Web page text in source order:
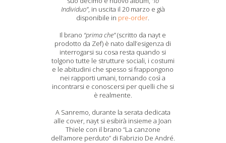
Individuo”, in uscita il 20 marzo e già
disponibile in pre-order.
Il brano “prima che”(scritto da nayt e
prodotto da Zef) è nato dall’esigenza di
interrogarsi su cosa resta quando si
tolgono tutte le strutture sociali, i costumi
e le abitudini che spesso si frappongono
nei rapporti umani, tornando così a
incontrarsi e conoscersi per quelli che si
è realmente.
A Sanremo, durante la serata dedicata
alle cover, nayt si esibirà insieme a Joan
Thiele con il brano “La canzone
dell’amore perduto” di Fabrizio De André.